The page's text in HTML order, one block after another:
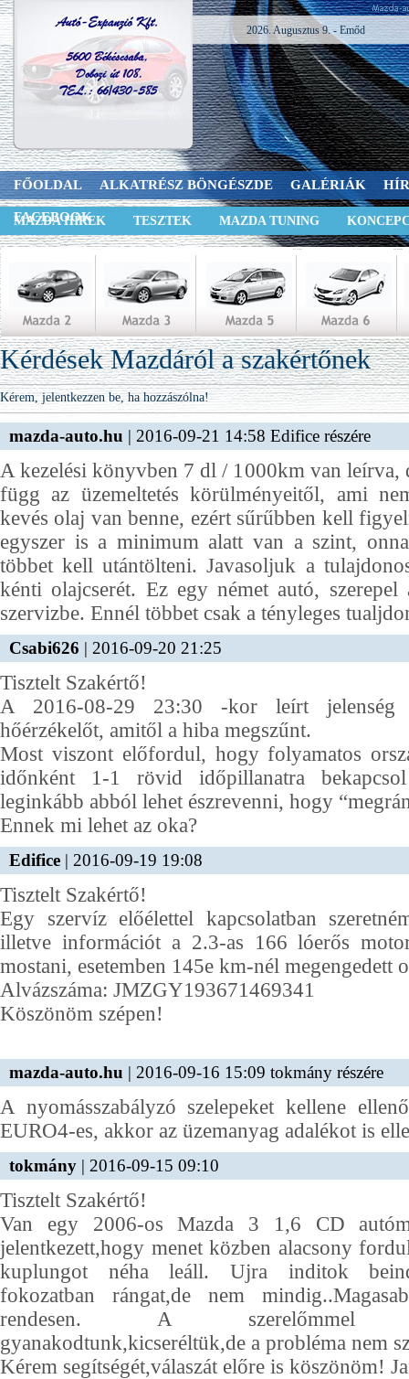
2026. Augusztus 9. - Emőd
FŐOLDAL ALKATRÉSZ BÖNGÉSZDE GALÉRIÁK
FACEBOOK
MAZDA HÍREK TESZTEK MAZDA TUNING
Kérdések Mazdáról a szakértőnek
Kérem, jelentkezzen be, ha hozzászólna!
mazda-auto.hu | 2016-09-21 14:58 Edifice részére
A kezelési könyvben 7 dl / 1000km van leírva,
függ az üzemeltetés körülményeitől, ami
kevés olaj van benne, ezért sűrűbben kell
egyszer is a minimum alatt van a szint,
többet kell utántölteni. Javasoljuk a
kénti olajcserét. Ez egy német autó,
szervizbe. Ennél többet csak a tényleges
Csabi626 | 2016-09-20 21:25
Tisztelt Szakértő!
A 2016-08-29 23:30 -kor leírt jelenség
hőérzékelőt, amitől a hiba megszűnt.
Most viszont előfordul, hogy folyamatos
időnként 1-1 rövid időpillanatra
leginkább abból lehet észrevenni, hogy
Ennek mi lehet az oka?
Edifice | 2016-09-19 19:08
Tisztelt Szakértő!
Egy szervíz előélettel kapcsolatban
illetve információt a 2.3-as 166 lóerős
mostani, esetemben 145e km-nél megengedett
Alvázszáma: JMZGY193671469341
Köszönöm szépen!
mazda-auto.hu | 2016-09-16 15:09 tokmány részére
A nyomásszabályzó szelepeket kellene
EURO4-es, akkor az üzemanyag adalékot is
tokmány | 2016-09-15 09:10
Tisztelt Szakértő!
Van egy 2006-os Mazda 3 1,6 CD
jelentkezett,hogy menet közben alacsony
kuplungot néha leáll. Ujra inditok
fokozatban rángat,de nem
rendesen. A szerelőmmel
gyanakodtunk,kicseréltük,de a probléma nem
Kérem segítségét,válaszát előre is köszönöm!